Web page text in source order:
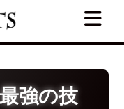
強の技